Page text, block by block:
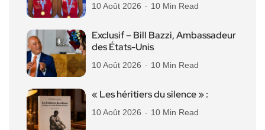
10 Août 2026 10 Min Read
Exclusif – Bill Bazzi, Ambassadeur
des États-Unis
10 Août 2026 10 Min Read
« Les héritiers du silence » :
10 Août 2026 10 Min Read